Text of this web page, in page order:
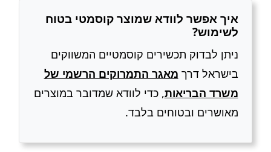
איך אפשר לוודא שמוצר קוסמטי בטוח
לשימוש?
ניתן לבדוק תכשירים קוסמטיים המשווקים
בישראל דרך מאגר התמרוקים הרשמי של
משרד הבריאות, כדי לוודא שמדובר במוצרים
מאושרים ובטוחים בלבד.